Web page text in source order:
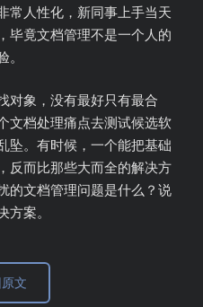
常人性化，新同事上手当天
毕竟文档管理不是一个人的
对象，没有最好只有最合
文档处理痛点去测试候选软
坠。有时候，一个能把基础
反而比那些大而全的解决方
的文档管理问题是什么？说
案。
文